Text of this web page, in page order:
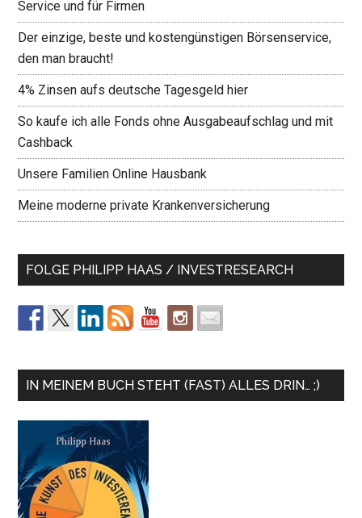
Service und für Firmen
Der einzige, beste und kostengünstigen Börsenservice,
den man braucht!
4% Zinsen aufs deutsche Tagesgeld hier
So kaufe ich alle Fonds ohne Ausgabeaufschlag und mit
Cashback
Unsere Familien Online Hausbank
Meine moderne private Krankenversicherung
FOLGE PHILIPP HAAS / INVESTRESEARCH
IN MEINEM BUCH STEHT (FAST) ALLES DRIN… ;)